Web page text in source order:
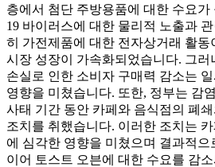
층에서 첨단 주방용품에 대한 수요
19 바이러스에 대한 물리적 노출과
히 가전제품에 대한 전자상거래 활동
시장 성장이 가속화되었습니다. 그러
손실로 인한 소비자 구매력 감소는
영향을 미쳤습니다. 또한, 정부는 감
사태 기간 동안 카페와 음식점의 폐
조치를 취했습니다. 이러한 조치는
에 심각한 영향을 미쳤으며 결과적으
이어 토스트 오븐에 대한 수요를 감